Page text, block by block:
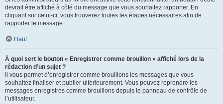
devrait être affiché à côté du message que vous souhaitez rapporter. En
cliquant sur celui-ci, vous trouverez toutes les étapes nécessaires afin de
rapporter le message.
Haut
À quoi sert le bouton « Enregistrer comme brouillon » affiché lors de la
rédaction d’un sujet ?
Il vous permet d’enregistrer comme brouillons les messages que vous
souhaitez finaliser et publier ultérieurement. Vous pouvez reprendre les
messages enregistrés comme brouillons depuis le panneau de contrôle de
l’utilisateur.